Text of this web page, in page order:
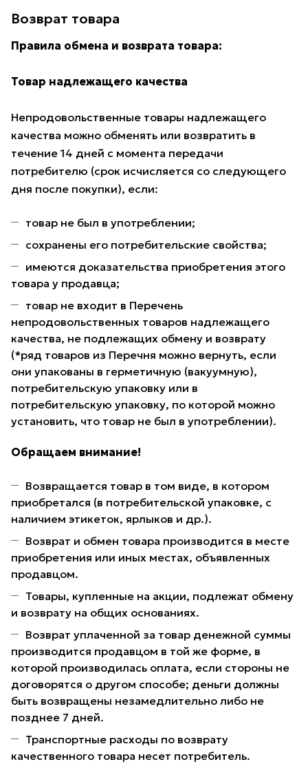
Возврат товара
Правила обмена и возврата товара:
Товар надлежащего качества
Непродовольственные товары надлежащего
качества можно обменять или возвратить в
течение 14 дней с момента передачи
потребителю (срок исчисляется со следующего
дня после покупки), если:
товар не был в употреблении;
сохранены его потребительские свойства;
имеются доказательства приобретения этого
товара у продавца;
товар не входит в Перечень
непродовольственных товаров надлежащего
качества, не подлежащих обмену и возврату
(*ряд товаров из Перечня можно вернуть, если
они упакованы в герметичную (вакуумную),
потребительскую упаковку или в
потребительскую упаковку, по которой можно
установить, что товар не был в употреблении).
Обращаем внимание!
Возвращается товар в том виде, в котором
приобретался (в потребительской упаковке, с
наличием этикеток, ярлыков и др.).
Возврат и обмен товара производится в месте
приобретения или иных местах, объявленных
продавцом.
Товары, купленные на акции, подлежат обмену
и возврату на общих основаниях.
Возврат уплаченной за товар денежной суммы
производится продавцом в той же форме, в
которой производилась оплата, если стороны не
договорятся о другом способе; деньги должны
быть возвращены незамедлительно либо не
позднее 7 дней.
Транспортные расходы по возврату
качественного товара несет потребитель.